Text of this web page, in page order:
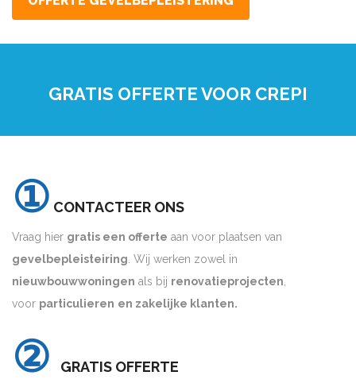
GRATIS OFFERTE VOOR CREPI
① CONTACTEER ONS
Vraag hier gratis een offerte aan voor plaatsen van
gevelbepleisteiring. Wij werken zowel in
nieuwbouwwoningen als bij renovatieprojecten,
voor particulieren en zakelijke klanten.
② GRATIS OFFERTE